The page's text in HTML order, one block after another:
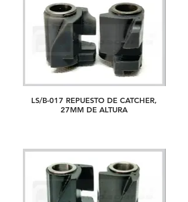
LS/B-017 REPUESTO DE CATCHER,
27MM DE ALTURA